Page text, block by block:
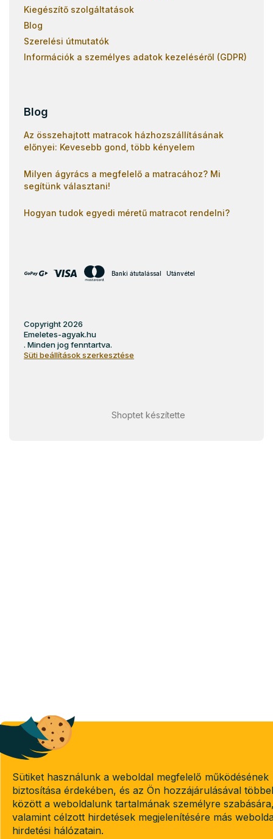
Sütiket használunk a weboldal megfelelő működésének
biztosítása érdekében, és az Ön hozzájárulásával
között a weboldalunk tartalmának személyre
valamint célzott hirdetések megjelenítésére más
hirdetési hálózatain.
Kiegészítő szolgáltatások
Blog
Szerelési útmutatók
Információk a személyes adatok kezeléséről (GDPR)
Blog
Az összehajtott matracok házhozszállításának
előnyei: Kevesebb gond, több kényelem
Milyen ágyrács a megfelelő a matracához? Mi
segítünk választani!
Hogyan tudok egyedi méretű matracot rendelni?
Banki átutalással Utánvétel
Shoptet készítette
Copyright 2026
Emeletes-agyak.hu
. Minden jog fenntartva.
Süti beállítások szerkesztése